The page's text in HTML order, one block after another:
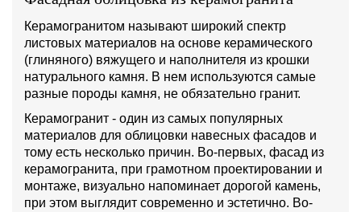
Керамогранитом называют широкий спектр
листовых материалов на основе керамического
(глиняного) вяжущего и наполнителя из крошки
натурального камня. В нем используются самые
разные породы камня, не обязательно гранит.
Керамогранит - один из самых популярных
материалов для облицовки навесных фасадов и
тому есть несколько причин. Во-первых, фасад из
керамогранита, при грамотном проектировании и
монтаже, визуально напоминает дорогой камень,
при этом выглядит современно и эстетично. Во-